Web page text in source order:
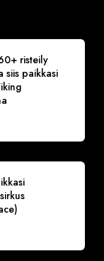
risteily
siis paikkasi